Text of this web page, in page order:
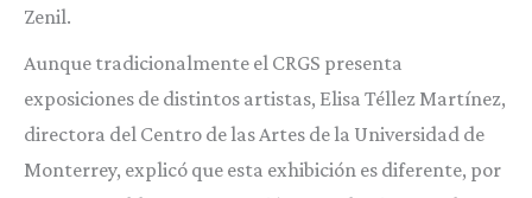
Zenil.
Aunque tradicionalmente el CRGS presenta
exposiciones de distintos artistas, Elisa Téllez Martínez,
directora del Centro de las Artes de la Universidad de
Monterrey, explicó que esta exhibición es diferente, por